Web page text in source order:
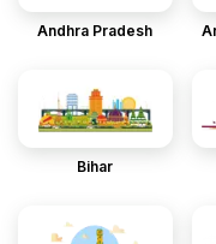
Andhra Pradesh
Bihar